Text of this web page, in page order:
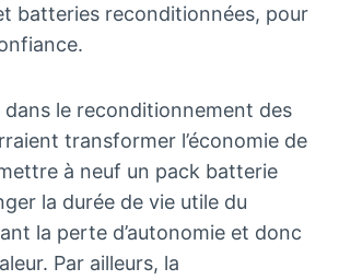
batteries reconditionnées, pour
dans le reconditionnement des
transformer l’économie de
à neuf un pack batterie
la durée de vie utile du
la perte d’autonomie et donc
Par ailleurs, la